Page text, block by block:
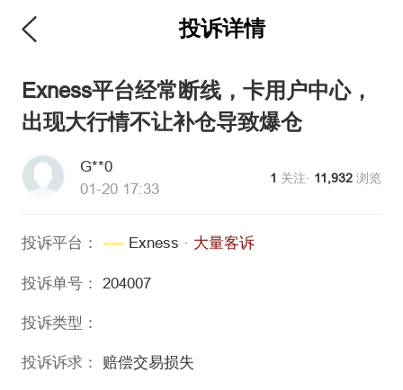
投诉详情
Exness平台经常断线，卡用户中心，
出现大行情不让补仓导致爆仓
G**0
01-20 17:33
1 关注· 11,932 浏览
投诉平台： Exness · 大量客诉
投诉单号： 204007
投诉类型：
投诉诉求： 赔偿交易损失